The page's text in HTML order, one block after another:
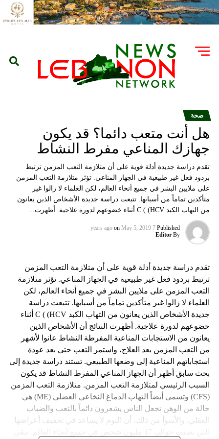
صحة
هل أنت متعب دائما؟ قد يكون
جهازك المناعي مفرط النشاط
تقدم دراسة جديدة أدلة قوية على أن متلازمة التعب المزمن ترتبط
بردود فعل غير طبيعية في الجهاز المناعي. تؤثر متلازمة التعب المزمن
على ملايين البشر في جميع أنحاء العالم، لكن العلماء لا زالوا غير
متأكدين تماماً من أسبابها. تتبعت دراسة جديدة الأشخاص الذين يعانون
من التهاب الكبد C ( (HCV أثناء خضوعهم لدورة علاجية. أظهرت…
Published
7 years ago
on May 5, 2019
By
Editor
تقدم دراسة جديدة أدلة قوية على أن متلازمة التعب المزمن
ترتبط بردود فعل غير طبيعية في الجهاز المناعي. تؤثر متلازمة
التعب المزمن على ملايين البشر في جميع أنحاء العالم، لكن
العلماء لا زالوا غير متأكدين تماماً من أسبابها. تتبعت دراسة
جديدة الأشخاص الذين يعانون من التهاب الكبد C ( (HCV أثناء
خضوعهم لدورة علاجية. أظهرت النتائج أن الأشخاص الذين
يعانون من الاستجابات المناعية المفرطة النشاط عانوا لأشهر
من التعب المزمن بعد العلاج، واستمر التعب حتى بعد عودة
استجاباتهم المناعية إلى وضعها الطبيعي. تستند دراسة جديدة إلى
بحث سابق أظهر أن الجهاز المناعي المفرط النشاط قد يكون
السبب الرئيسي لمتلازمة التعب المزمن. متلازمة التعب المزمن
(CFS) وتسمى أيضاً التهاب الدماغ النخاعي العضلي (ME) هي
حالة من الوهن تجعل الناس يشعرون دائماً بالتعب والضباب
العقلي. والأسوأ من ذلك، أن النوم لا يساعد في تخفيف أعراضها